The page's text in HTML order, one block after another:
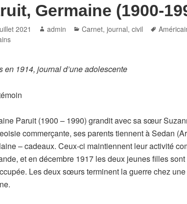
Germaine (1900-
2021 Author
admin Categories
Carnet, journal,civil Tags
en 1914, journal d’une adolescente
Paruit (1900 – 1990) grandit avec sa sœur
commerçante, ses parents tiennent à Sedan
– cadeaux. Ceux-ci maintiennent leur activité
et en décembre 1917 les deux jeunes filles
Les deux sœurs terminent la guerre chez